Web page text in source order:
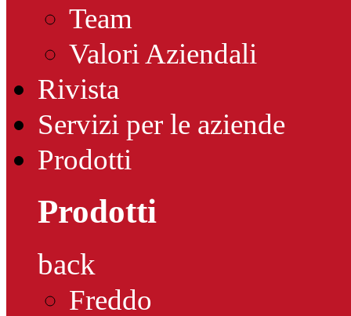
Team
Valori Aziendali
Rivista
Servizi per le aziende
Prodotti
Prodotti
back
Freddo